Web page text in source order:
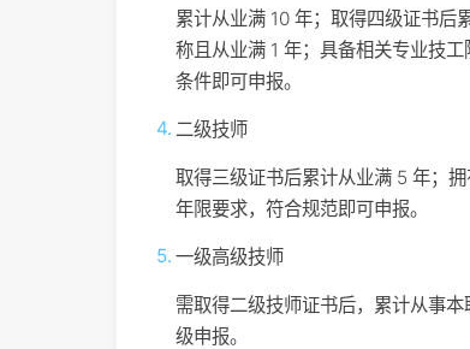
累计从业满 10 年；取得四级证书后
称且从业满 1 年；具备相关专业技
条件即可申报。
二级技师
取得三级证书后累计从业满 5 年；
年限要求，符合规范即可申报。
一级高级技师
需取得二级技师证书后，累计从事
级申报。